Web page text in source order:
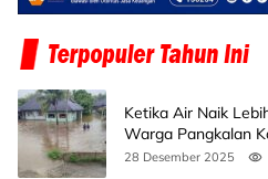
Ketika Air Naik
Warga Pangkalan
Banjir
28 Desember 2025